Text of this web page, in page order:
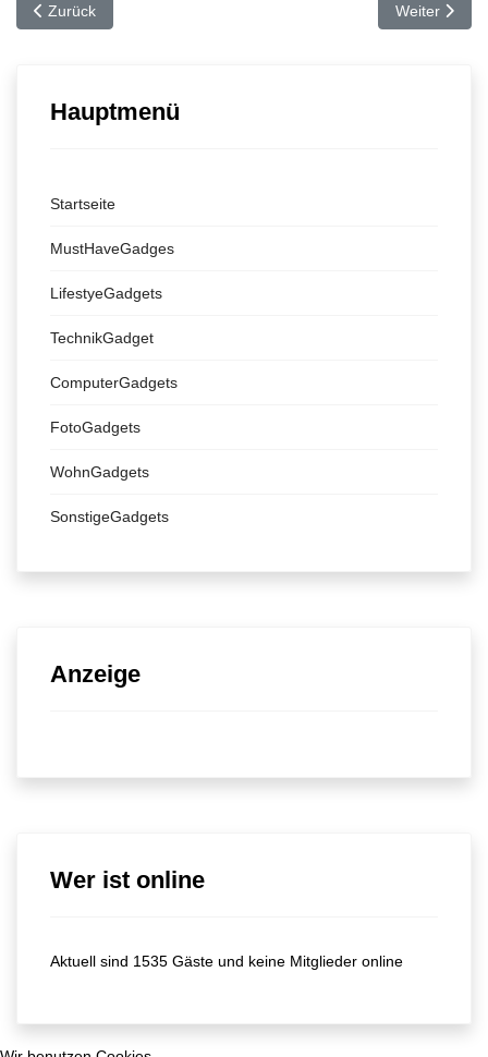
Vorheriger Beitrag: Go–Anywhere Holzkohlegrill
Zurück Nächster
Weiter
Hauptmenü
Startseite
MustHaveGadges
LifestyeGadgets
TechnikGadget
ComputerGadgets
FotoGadgets
WohnGadgets
SonstigeGadgets
Anzeige
Wer ist online
Aktuell sind 1535 Gäste und keine Mitglieder online